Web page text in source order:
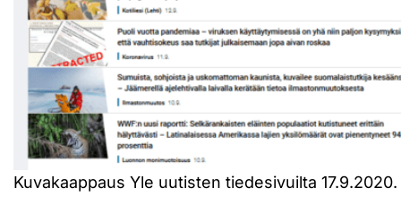
Kuvakaappaus Yle uutisten tiedesivuilta 17.9.2020.